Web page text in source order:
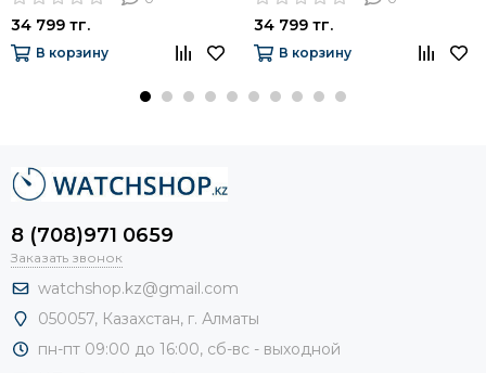
34 799 тг.
В корзину
34 799 тг.
В корзину
8 (708)971 0659
Заказать звонок
watchshop.kz@gmail.com
050057, Казахстан, г. Алматы
пн-пт 09:00 до 16:00, сб-вс - выходной